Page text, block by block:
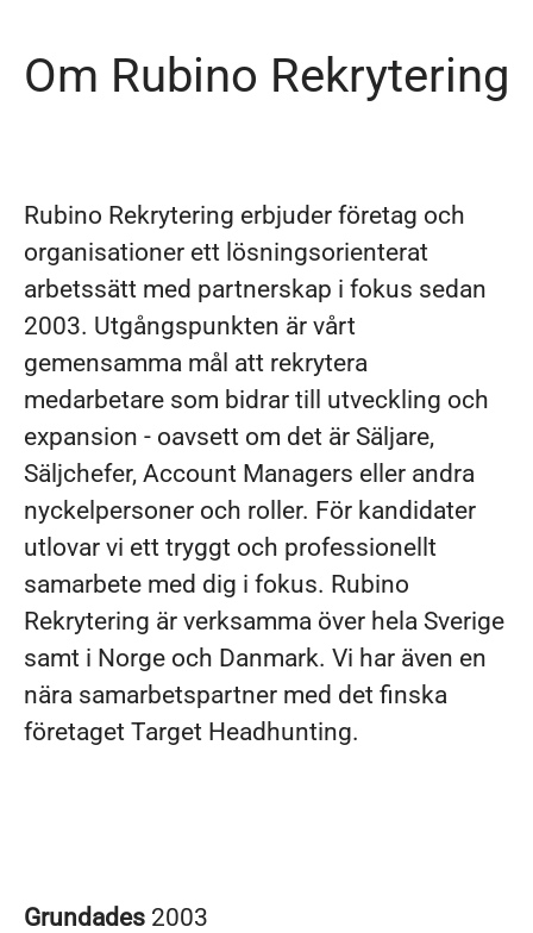
Om Rubino Rekrytering
Rubino Rekrytering erbjuder företag och
organisationer ett lösningsorienterat
arbetssätt med partnerskap i fokus sedan
2003. Utgångspunkten är vårt
gemensamma mål att rekrytera
medarbetare som bidrar till utveckling och
expansion - oavsett om det är Säljare,
Säljchefer, Account Managers eller andra
nyckelpersoner och roller. För kandidater
utlovar vi ett tryggt och professionellt
samarbete med dig i fokus. Rubino
Rekrytering är verksamma över hela Sverige
samt i Norge och Danmark. Vi har även en
nära samarbetspartner med det finska
företaget Target Headhunting.
Grundades 2003